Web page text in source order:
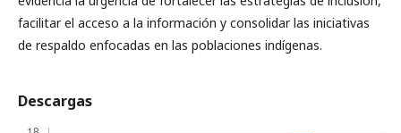
facilitar el acceso a la información y consolidar las iniciativas
de respaldo enfocadas en las poblaciones indígenas.
Descargas